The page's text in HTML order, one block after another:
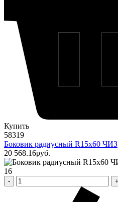
Купить
58319
Боковик радиусный R15х60 ЧИЗ
20 568.16pуб.
16